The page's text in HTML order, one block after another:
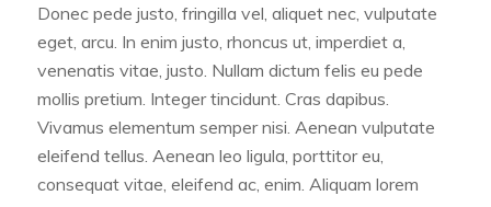
Donec pede justo, fringilla vel, aliquet nec, vulputate
eget, arcu. In enim justo, rhoncus ut, imperdiet a,
venenatis vitae, justo. Nullam dictum felis eu pede
mollis pretium. Integer tincidunt. Cras dapibus.
Vivamus elementum semper nisi. Aenean vulputate
eleifend tellus. Aenean leo ligula, porttitor eu,
consequat vitae, eleifend ac, enim. Aliquam lorem